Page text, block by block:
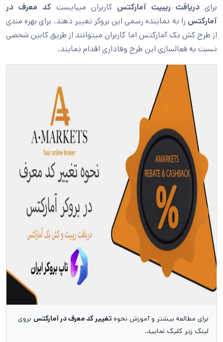
برای دریافت ریبیت آمارکتس کاربران میبایست کد معرف در
آمارکتس را به نماینده رسمی این بروکر تغییر دهند. برای بهره مندی
از طرح کش بک آمارکتس اما کاربران میتوانند از طریق کابین شخصی
نسبت به فعالسازی این طرح وفاداری اقدام نمایند.
برای مطالعه بیشتر و آموزش نحوه تغییر کد معرف در آمارکتس بروی
لینک زیر کلیک نمایید.